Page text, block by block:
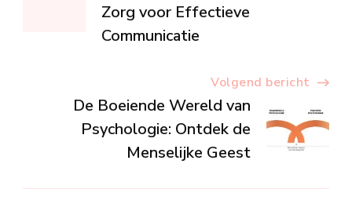
Zorg voor Effectieve
Communicatie
Volgend bericht
De Boeiende Wereld van
Psychologie: Ontdek de
Menselijke Geest